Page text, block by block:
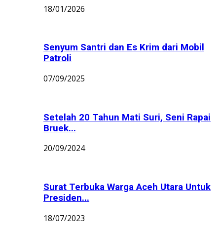
18/01/2026
Senyum Santri dan Es Krim dari Mobil
Patroli
07/09/2025
Setelah 20 Tahun Mati Suri, Seni Rapai
Bruek...
20/09/2024
Surat Terbuka Warga Aceh Utara Untuk
Presiden...
18/07/2023